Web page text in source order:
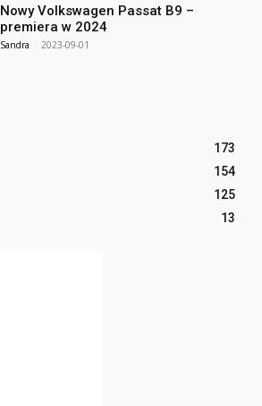
Nowy Volkswagen Passat B9 –
premiera w 2024
Sandra - 2023-09-01
173
154
125
13